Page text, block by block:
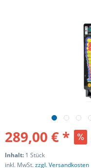
289,00 € *
Inhalt: 1 Stück
inkl. MwSt.zzgl. Versandkosten